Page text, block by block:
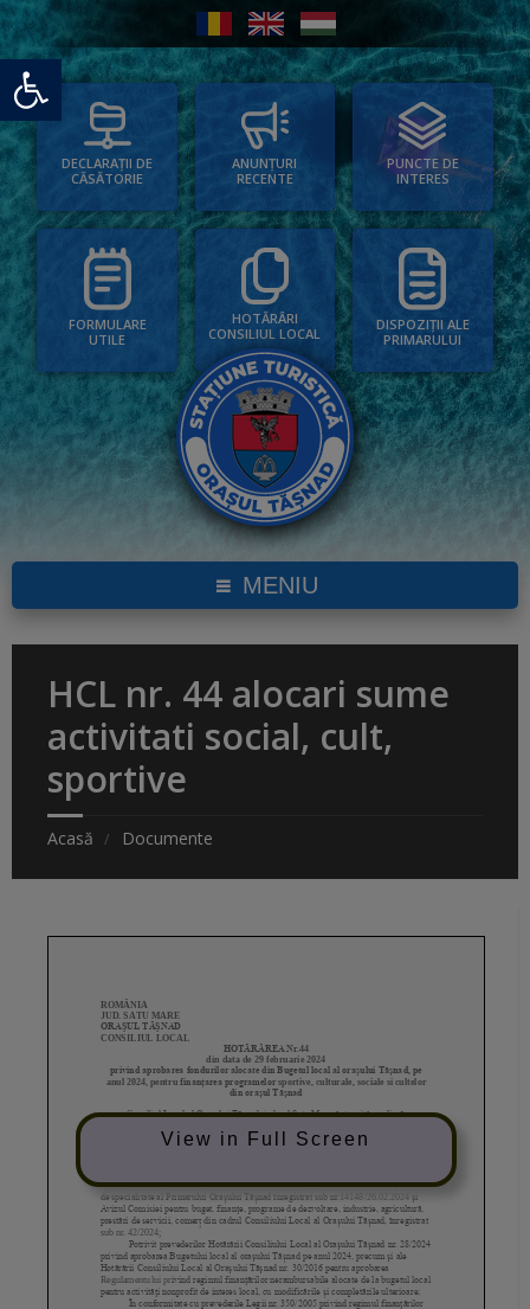
Deschide bara de unelte
DECLARAȚII DE
CĂSĂTORIE
ANUNȚURI
RECENTE
PUNCTE DE
INTERES
FORMULARE
UTILE
HOTĂRÂRI
CONSILIUL LOCAL
DISPOZIȚII ALE
PRIMARULUI
MENIU
HCL nr. 44 alocari sume
activitati social, cult,
sportive
Acasă Documente
View in Full Screen